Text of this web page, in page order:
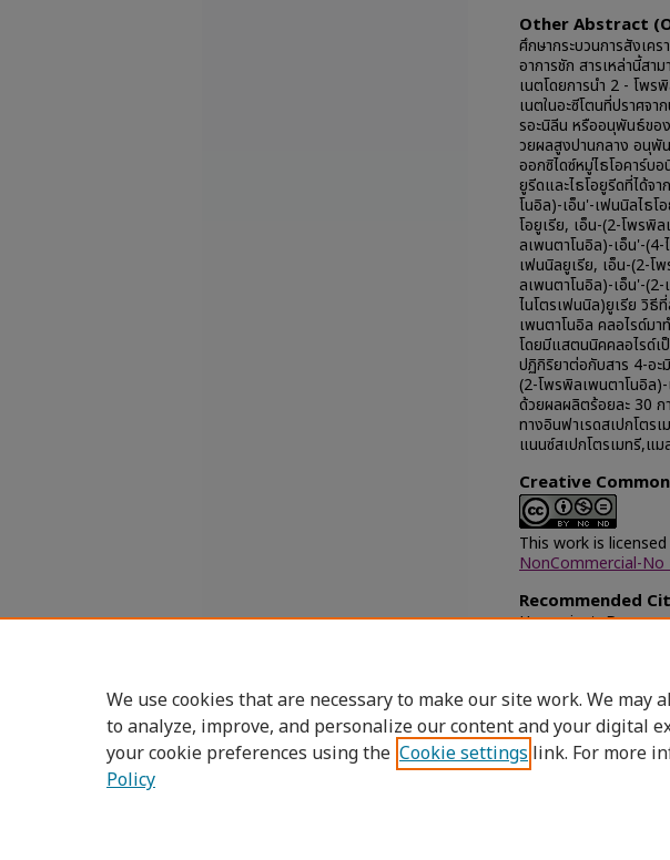
Other Abstract
ศึกษากระบวนการสังเค
อาการชัก สารเหล่านี้สา
เนตโดยการนำ 2 - โพร
เนตในอะซีโตนที่ปราศจา
รอะนิลีน หรืออนุพันธ์ของ
วยผลสูงปานกลาง อนุพัน
ออกซิไดซ์หมู่ไธโอคาร์บอ
ยูรีดและไธโอยูรีดที่ได้จ
โนอิล)-เอ็น'-เฟนนิลไธโ
โอยูเรีย, เอ็น-(2-โพรพิ
ลเพนตาโนอิล)-เอ็น'-
เฟนนิลยูเรีย, เอ็น-(2-โ
ลเพนตาโนอิล)-เอ็น'-
ไนโตรเฟนนิล)ยูเรีย วิธี
เพนตาโนอิล คลอไรด์มา
โดยมีแสตนนิคคลอไรด์เป็
ปฏิกิริยาต่อกับสาร 4-อะ
(2-โพรพิลเพนตาโนอิล)-
ด้วยผลผลิตร้อยละ 30 ก
ทางอินฟาเรดสเปกโตร
แนนซ์สเปกโตรเมทรี,แม
Creative
This work is
NonCommercial-
Recommended
Hongwiset,
We use cookies that are necessary to make our site work. We may
to analyze, improve, and personalize our content and your digital
your cookie preferences using the Cookie settings link. For more
Policy